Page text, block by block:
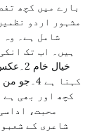
بارے میں کچھ
مشہور اردو
شامل ہے۔ وہ
کچھ اور بھی
محبت،
شاعری کے